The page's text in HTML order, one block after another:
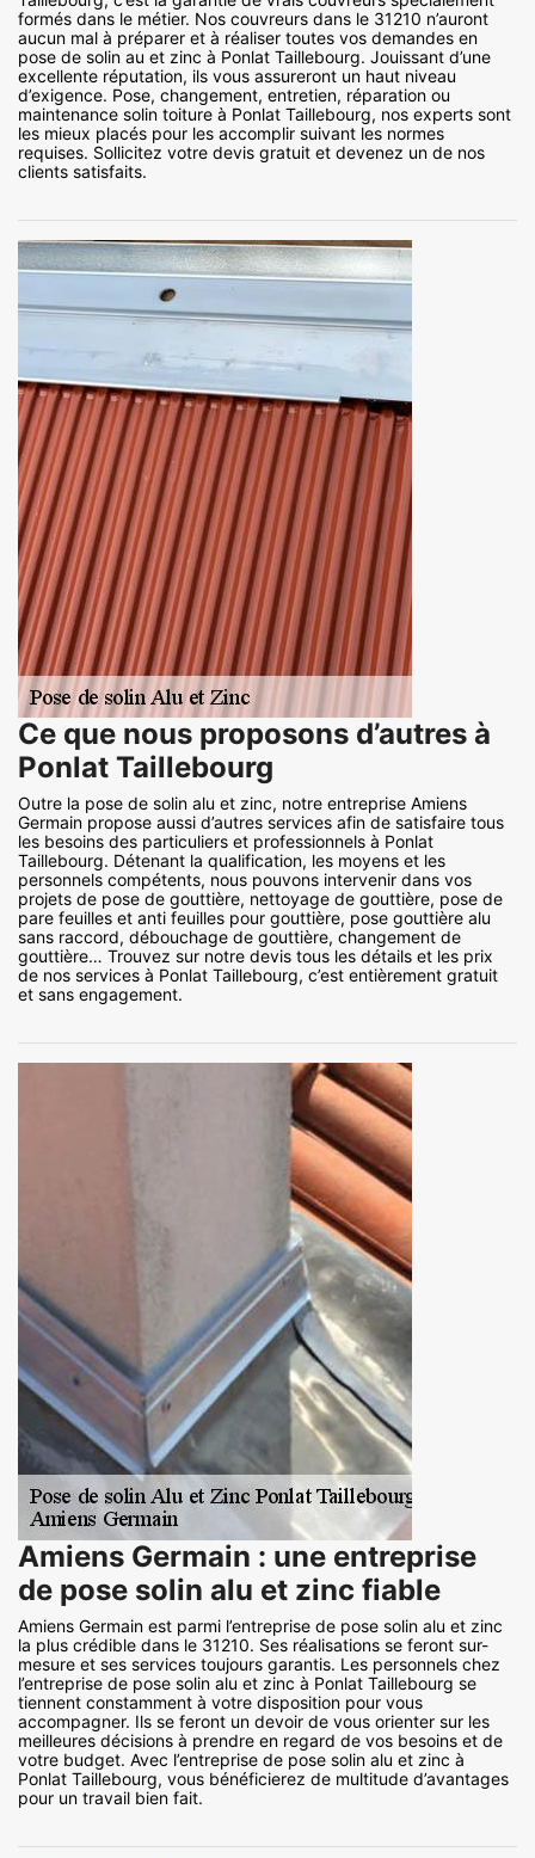
formés dans le métier. Nos couvreurs dans le 31210 n’auront
aucun mal à préparer et à réaliser toutes vos demandes en
pose de solin au et zinc à Ponlat Taillebourg. Jouissant d’une
excellente réputation, ils vous assureront un haut niveau
d’exigence. Pose, changement, entretien, réparation ou
maintenance solin toiture à Ponlat Taillebourg, nos experts sont
les mieux placés pour les accomplir suivant les normes
requises. Sollicitez votre devis gratuit et devenez un de nos
clients satisfaits.
Ce que nous proposons d’autres à
Ponlat Taillebourg
Outre la pose de solin alu et zinc, notre entreprise Amiens
Germain propose aussi d’autres services afin de satisfaire tous
les besoins des particuliers et professionnels à Ponlat
Taillebourg. Détenant la qualification, les moyens et les
personnels compétents, nous pouvons intervenir dans vos
projets de pose de gouttière, nettoyage de gouttière, pose de
pare feuilles et anti feuilles pour gouttière, pose gouttière alu
sans raccord, débouchage de gouttière, changement de
gouttière… Trouvez sur notre devis tous les détails et les prix
de nos services à Ponlat Taillebourg, c’est entièrement gratuit
et sans engagement.
Amiens Germain : une entreprise
de pose solin alu et zinc fiable
Amiens Germain est parmi l’entreprise de pose solin alu et zinc
la plus crédible dans le 31210. Ses réalisations se feront sur-
mesure et ses services toujours garantis. Les personnels chez
l’entreprise de pose solin alu et zinc à Ponlat Taillebourg se
tiennent constamment à votre disposition pour vous
accompagner. Ils se feront un devoir de vous orienter sur les
meilleures décisions à prendre en regard de vos besoins et de
votre budget. Avec l’entreprise de pose solin alu et zinc à
Ponlat Taillebourg, vous bénéficierez de multitude d’avantages
pour un travail bien fait.